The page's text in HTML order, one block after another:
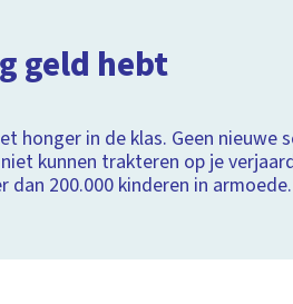
Kopen
geld hebt
honger in de klas. Geen nieuwe
kunnen trakteren op je
dan 200.000 kinderen in armoede.